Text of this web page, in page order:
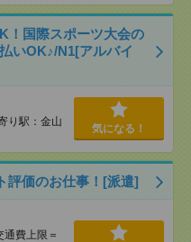
！国際スポーツ大会の
いOK♪/N1[アルバイ
り駅：金山
気になる！
評価のお仕事！[派遣]
費上限＝